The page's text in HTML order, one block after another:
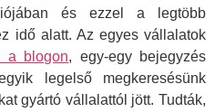
és ezzel a legtöbb
idő alatt. Az egyes vállalatok
a blogon, egy-egy bejegyzés
legelső megkeresésünk
gyártó vállalattól jött. Tudták,